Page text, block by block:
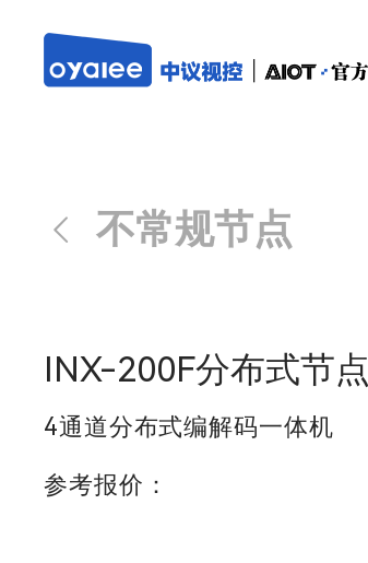
不常规节点
INX-200F分布式节点
4通道分布式编解码一体机
参考报价：